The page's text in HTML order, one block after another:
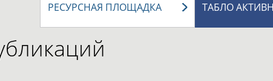
ТАБЛО
РЕСУРСНАЯ ПЛОЩАДКА